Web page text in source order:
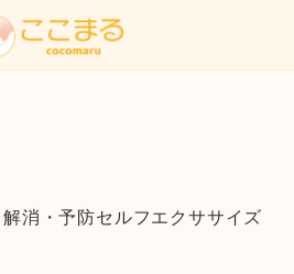
消・予防セルフエクササイズ